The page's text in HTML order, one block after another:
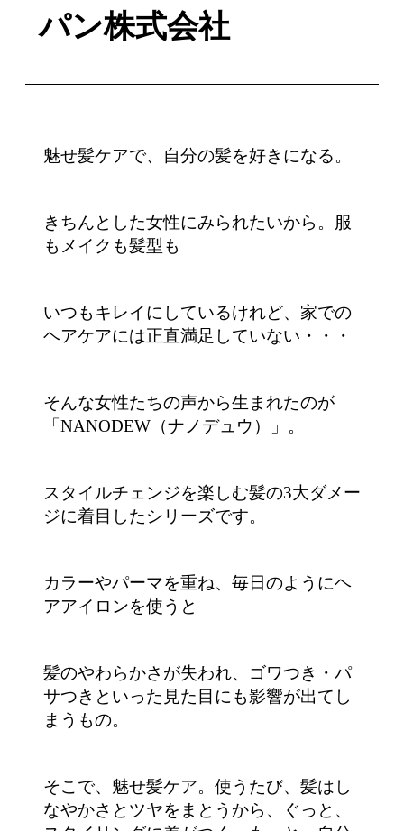
パン株式会社
魅せ髪ケアで、自分の髪を好きになる。
きちんとした女性にみられたいから。服
もメイクも髪型も
いつもキレイにしているけれど、家での
ヘアケアには正直満足していない・・・
そんな女性たちの声から生まれたのが
「NANODEW（ナノデュウ）」。
スタイルチェンジを楽しむ髪の3大ダメー
ジに着目したシリーズです。
カラーやパーマを重ね、毎日のようにヘ
アアイロンを使うと
髪のやわらかさが失われ、ゴワつき・パ
サつきといった見た目にも影響が出てし
まうもの。
そこで、魅せ髪ケア。使うたび、髪はし
なやかさとツヤをまとうから、ぐっと、